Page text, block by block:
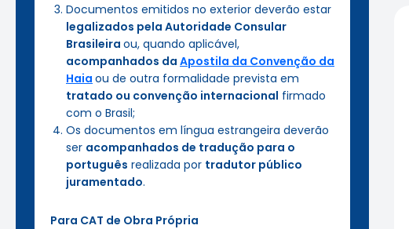
Documentos emitidos no exterior deverão estar
legalizados pela Autoridade Consular
Brasileira ou, quando aplicável,
acompanhados da Apostila da Convenção da
Haia ou de outra formalidade prevista em
tratado ou convenção internacional firmado
com o Brasil;
Os documentos em língua estrangeira deverão
ser acompanhados de tradução para o
português realizada por tradutor público
juramentado.
Para CAT de Obra Própria